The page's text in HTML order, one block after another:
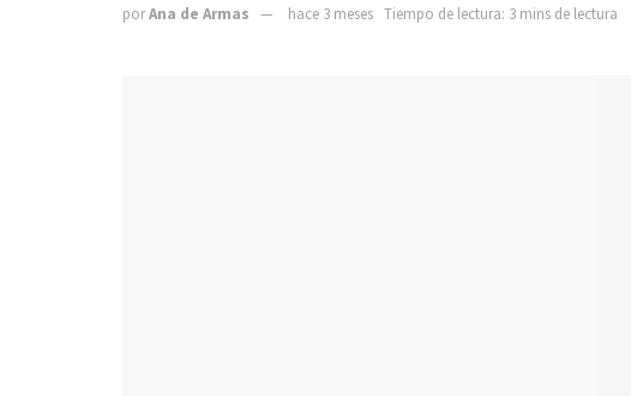
porAna de Armas hace 3 meses Tiempo de lectura: 3 mins de lectura